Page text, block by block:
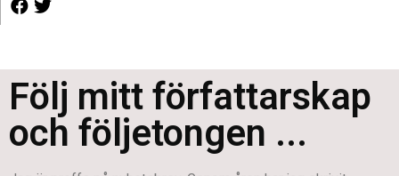
Följ mitt författarskap
och följetongen ...